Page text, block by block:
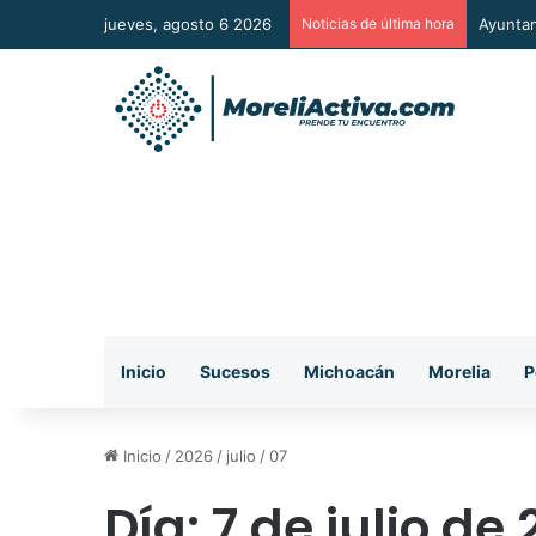
jueves, agosto 6 2026 Noticias de última hora
Inicio Sucesos Michoacán Morelia
Inicio / 2026 / julio /07